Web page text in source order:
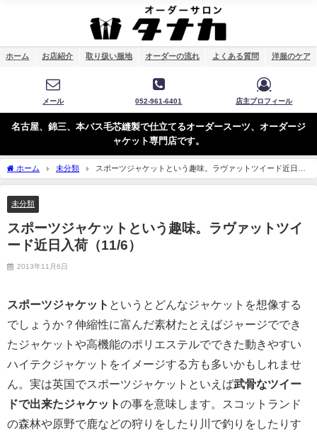
ホーム お店紹介 取り扱い服地 オーダーの流れ よくある質問 洋服のケア
メール 052-961-6401 店主プロフィール
名古屋、錦三、本バス毛芯縫製で仕立てるオーダースーツ、オーダージ
ャケット専門店です。
ホーム 未分類
スポーツジャケットという趣味。ラヴァットツイード近日入
荷（11/6）
未分類
スポーツジャケットという趣味。ラヴァットツイ
ード近日入荷（11/6）
2013年11月6日
スポーツジャケット というとどんなジャケットを想像する
でしょうか？伸縮性に富んだ素材たとえばジャージででき
たジャケットや高機能のポリエステルでできた動きやすい
ハイテクジャケットをイメージする方も多いかもしれませ
ん。実は英国でスポーツジャケットといえば武骨なツイー
ドで出来たジャケットの事を意味します。スコットランド
の森林や原野で鹿などの狩りをしたり川で釣りをしたりす